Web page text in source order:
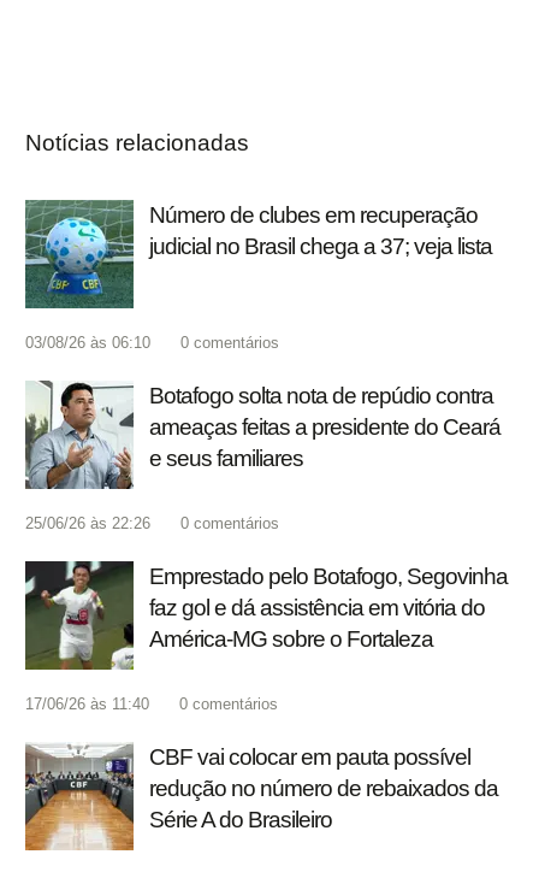
Notícias relacionadas
Número de clubes em recuperação
judicial no Brasil chega a 37; veja lista
03/08/26 às 06:10 0 comentários
Botafogo solta nota de repúdio contra
ameaças feitas a presidente do Ceará
e seus familiares
25/06/26 às 22:26 0 comentários
Emprestado pelo Botafogo, Segovinha
faz gol e dá assistência em vitória do
América-MG sobre o Fortaleza
17/06/26 às 11:40 0 comentários
CBF vai colocar em pauta possível
redução no número de rebaixados da
Série A do Brasileiro